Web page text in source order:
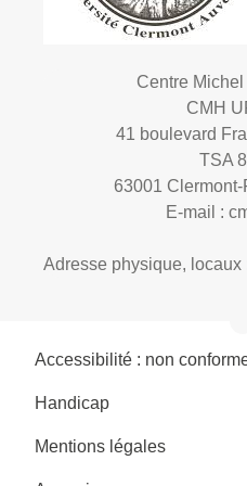
Centre Michel
CMH
41 boulevard
TSA
63001
E-mail :
Adresse physique,
Accessibilité : non
Handicap
Mentions légales